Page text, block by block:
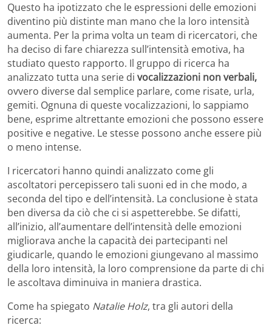
Questo ha ipotizzato che le espressioni delle emozioni
diventino più distinte man mano che la loro intensità
aumenta. Per la prima volta un team di ricercatori, che
ha deciso di fare chiarezza sull’intensità emotiva, ha
studiato questo rapporto. Il gruppo di ricerca ha
analizzato tutta una serie di vocalizzazioni non verbali,
ovvero diverse dal semplice parlare, come risate, urla,
gemiti. Ognuna di queste vocalizzazioni, lo sappiamo
bene, esprime altrettante emozioni che possono essere
positive e negative. Le stesse possono anche essere più
o meno intense.
I ricercatori hanno quindi analizzato come gli
ascoltatori percepissero tali suoni ed in che modo, a
seconda del tipo e dell’intensità. La conclusione è stata
ben diversa da ciò che ci si aspetterebbe. Se difatti,
all’inizio, all’aumentare dell’intensità delle emozioni
migliorava anche la capacità dei partecipanti nel
giudicarle, quando le emozioni giungevano al massimo
della loro intensità, la loro comprensione da parte di chi
le ascoltava diminuiva in maniera drastica.
Come ha spiegato Natalie Holz, tra gli autori della
ricerca: